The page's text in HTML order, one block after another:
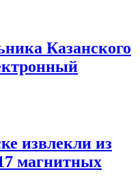
Казанского
извлекли из
магнитных